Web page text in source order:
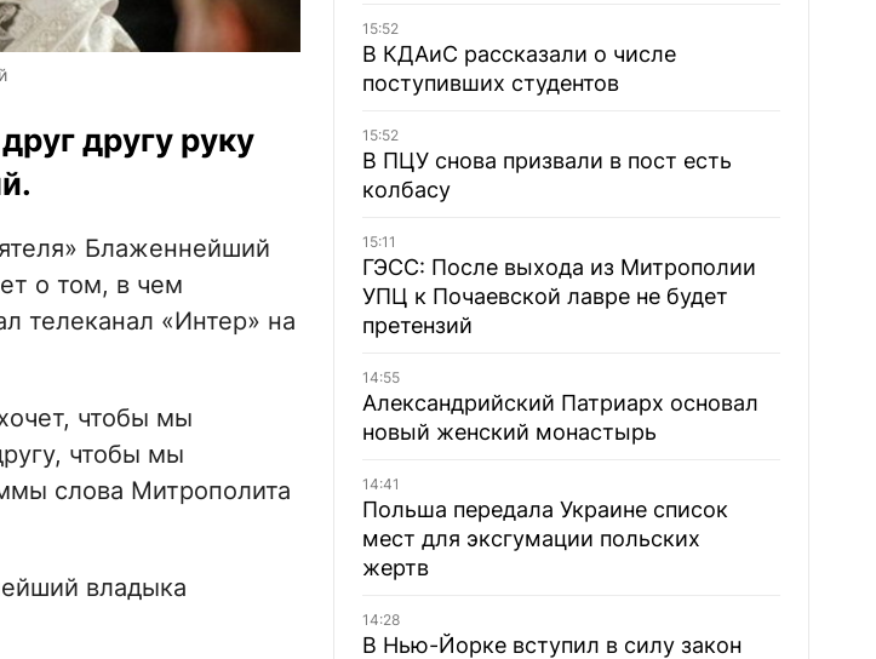
другу руку
Блаженнейший
о том, в чем
телеканал «Интер» на
чтобы мы
чтобы мы
слова Митрополита
владыка
15:52
В КДАиС рассказали о числе
поступивших студентов
15:52
В ПЦУ снова призвали в пост есть
колбасу
15:11
ГЭСС: После выхода из Митрополии
УПЦ к Почаевской лавре не будет
претензий
14:55
Александрийский Патриарх основал
новый женский монастырь
14:41
Польша передала Украине список
мест для эксгумации польских
жертв
14:28
В Нью-Йорке вступил в силу закон